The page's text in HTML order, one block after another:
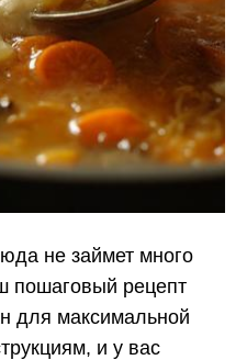
не займет много
пошаговый рецепт
для максимальной
и у вас